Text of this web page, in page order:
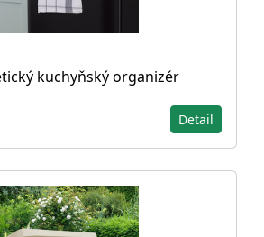
kuchyňský organizér
Detail